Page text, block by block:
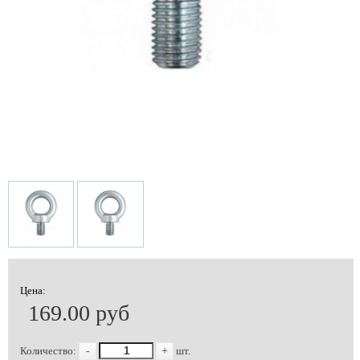
Цена:
169.00 руб
Количество: - + шт.